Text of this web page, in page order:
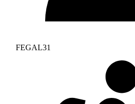
FEGAL31